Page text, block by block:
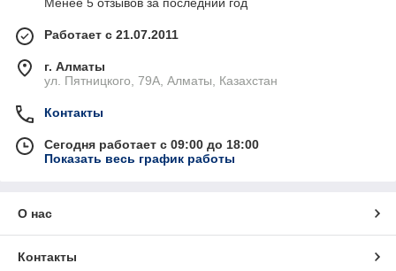
Менее 5 отзывов за последний год
Работает с 21.07.2011
г. Алматы
ул. Пятницкого, 79А, Алматы, Казахстан
Контакты
Сегодня работает с 09:00 до 18:00
Показать весь график работы
О нас
Контакты